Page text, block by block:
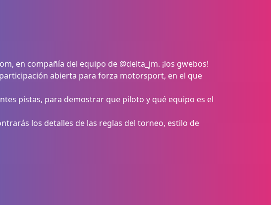
en compañía del equipo de @delta_jm. ¡los gwebos!
abierta para forza motorsport, en el que
pistas, para demostrar que piloto y qué equipo es el
los detalles de las reglas del torneo, estilo de